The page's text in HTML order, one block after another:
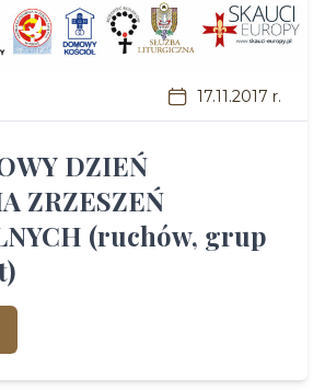
17.11.2017 r.
DZIEŃ
ZRZESZEŃ
(ruchów, grup